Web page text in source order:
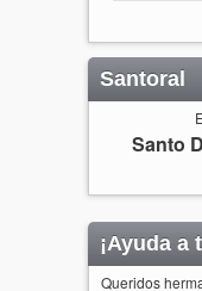
Santoral
Santo
¡Ayuda a
Queridos